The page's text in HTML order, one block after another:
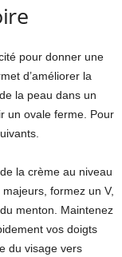
pour donner une
d’améliorer la
la peau dans un
un ovale ferme. Pour
la crème au niveau
formez un V,
menton. Maintenez
vos doigts
du visage vers